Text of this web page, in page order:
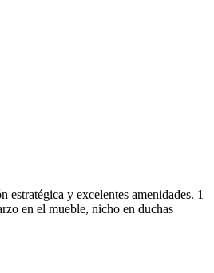
y excelentes amenidades. 1
en el mueble, nicho en duchas